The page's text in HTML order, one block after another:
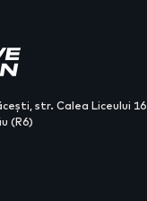
str. Calea Liceului 16
(R6)